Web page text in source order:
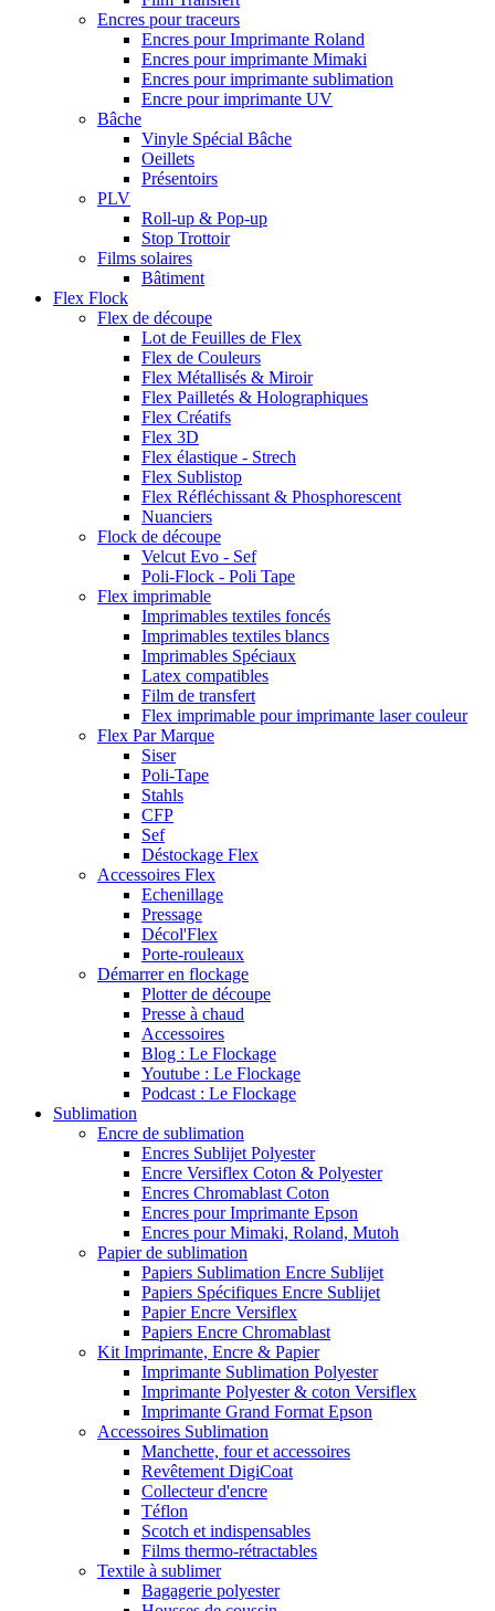
Encres pour traceurs
Encres pour Imprimante Roland
Encres pour imprimante Mimaki
Encres pour imprimante sublimation
Encre pour imprimante UV
Bâche
Vinyle Spécial Bâche
Oeillets
Présentoirs
PLV
Roll-up & Pop-up
Stop Trottoir
Films solaires
Bâtiment
Flex Flock
Flex de découpe
Lot de Feuilles de Flex
Flex de Couleurs
Flex Métallisés & Miroir
Flex Pailletés & Holographiques
Flex Créatifs
Flex 3D
Flex élastique - Strech
Flex Sublistop
Flex Réfléchissant & Phosphorescent
Nuanciers
Flock de découpe
Velcut Evo - Sef
Poli-Flock - Poli Tape
Flex imprimable
Imprimables textiles foncés
Imprimables textiles blancs
Imprimables Spéciaux
Latex compatibles
Film de transfert
Flex imprimable pour imprimante laser couleur
Flex Par Marque
Siser
Poli-Tape
Stahls
CFP
Sef
Déstockage Flex
Accessoires Flex
Echenillage
Pressage
Décol'Flex
Porte-rouleaux
Démarrer en flockage
Plotter de découpe
Presse à chaud
Accessoires
Blog : Le Flockage
Youtube : Le Flockage
Podcast : Le Flockage
Sublimation
Encre de sublimation
Encres Sublijet Polyester
Encre Versiflex Coton & Polyester
Encres Chromablast Coton
Encres pour Imprimante Epson
Encres pour Mimaki, Roland, Mutoh
Papier de sublimation
Papiers Sublimation Encre Sublijet
Papiers Spécifiques Encre Sublijet
Papier Encre Versiflex
Papiers Encre Chromablast
Kit Imprimante, Encre & Papier
Imprimante Sublimation Polyester
Imprimante Polyester & coton Versiflex
Imprimante Grand Format Epson
Accessoires Sublimation
Manchette, four et accessoires
Revêtement DigiCoat
Collecteur d'encre
Téflon
Scotch et indispensables
Films thermo-rétractables
Textile à sublimer
Bagagerie polyester